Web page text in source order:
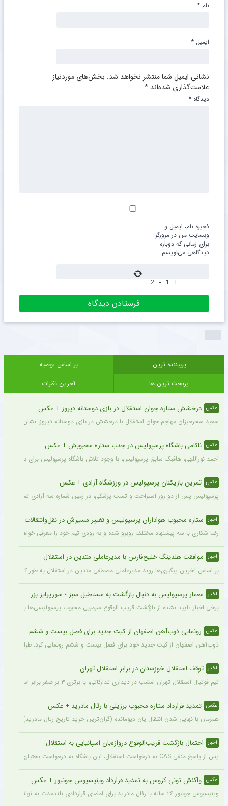
نشانی ایمیل شما منتشر نخواهد شد. بخش‌های موردنیاز
علامت‌گذاری شده‌اند *
دیدگاه *
نام *
ایمیل *
ذخیره نام، ایمیل و
وبسایت من در مرورگر
برای زمانی که دوباره
دیدگاهی می‌نویسم.
+
1
=
2
پربیننده ترین
بر اساس توصیه
پربحث ترین ها
آخرین نظرات
عکس درخشش ستاره جوان استقلال در بازی دوستانه دیروز + عکس
سعید سحرخیزان مهاجم جوان استقلال با درخشش در بازی دوستانه دیروز، نشان داد
عکس ناکامی باشگاه پرسپولیس در جذب ستاره محبوبش + عکس
احمد نوراللهی، هافبک سابق پرسپولیس، با وجود تلاش باشگاه پرسپولیس برای بازگشت
عکس تمرین بازیکنان پرسپولیس در ورزشگاه آزادی + عکس
پرسپولیس پس از دو روز استراحت و تست پزشکی، در زمین شماره سه آزادی تمرین کرد.
اخبار ستاره محبوب هواداران پرسپولیس و تغییر مسیرش در نقل‌وانتقالات
رضا شکاری با سه پیشنهاد مختلف روبرو شده و به زودی تیم خود را معرفی خواهد کرد.
اخبار موافقت هلدینگ خلیج‌فارس با مدیرعاملی متدین در استقلال
بر اساس آخرین پیگیری‌ها روند مدیرعاملی مصطفی متدین در استقلال به طور کامل
اخبار معمار پرسپولیس به دنبال بازگشت به مستطیل سبز ؛ سورپرایز بزرگ در راه است ؟ + جزئیات
برخی اخبار تایید نشده از بازگشت قریب الوقوع سرمربی محبوب پرسپولیسی‌ها به دنیای
عکس رونمایی ذوب‌آهن اصفهان از کیت جدید برای فصل بیست و ششم + عکس
ذوب‌آهن اصفهان از کیت جدید خود برای فصل بیست و ششم رونمایی کرد. طراحی
اخبار توقف استقلال خوزستان در برابر استقلال تهران
تیم فوتبال استقلال تهران امشب در دیداری تدارکاتی، با برتری ۳ بر صفر برابر استقلال خوزستان، با دبل سعید سحرخیزان و گل یاسر آسانی پیروز شد.
عکس تمدید قرارداد ستاره محبوب برزیلی با رئال مادرید + عکس
همزمان با نهایی شدن انتقال یان دیومانده (گران‌ترین خرید تاریخ رئال مادرید)، تمدید قرارداد
اخبار احتمال بازگشت قریب‌الوقوع دروازه‌بان اسپانیایی به استقلال
پس از پاسخ منفی CAS به درخواست استقلال، این باشگاه به درخواست بختیاری‌زاده قصد دارد قرارداد آنتونیو آدان، دروازه‌بان اسپانیایی فصل گذشته، را تمدید کند.
عکس واکنش تونی کروس به تمدید قرارداد وینیسیوس جونیور + عکس
وینیسیوس جونیور ۲۶ ساله با رئال مادرید برای امضای قراردادی بلندمدت به توافق رسید که او را تا سال ۲۰۳۲ در سانتیاگو برنابئو نگه خواهد داشت و به شایعات درباره احتمال جدایی‌اش از این باشگاه پایان می‌دهد.